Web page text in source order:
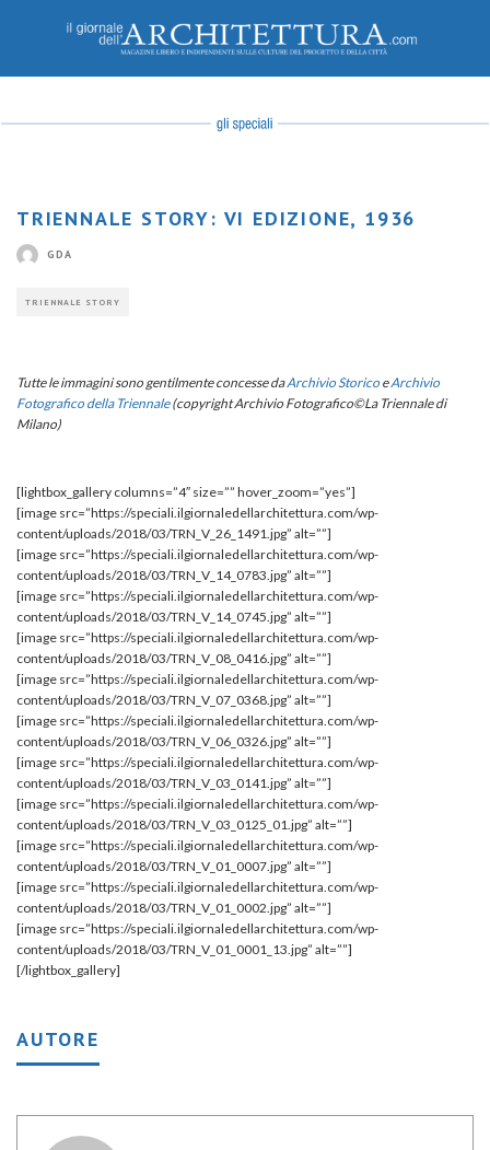
TRIENNALE STORY: VI EDIZIONE, 1936
GDA
TRIENNALE STORY
Tutte le immagini sono gentilmente concesse daArchivio Storico eArchivio
Fotografico della Triennale(copyright Archivio Fotografico©La Triennale di
Milano)
[lightbox_gallery columns=”4″ size=”” hover_zoom=”yes”]
[image src=”https://speciali.ilgiornaledellarchitettura.com/wp-
content/uploads/2018/03/TRN_V_26_1491.jpg” alt=””]
[image src=”https://speciali.ilgiornaledellarchitettura.com/wp-
content/uploads/2018/03/TRN_V_14_0783.jpg” alt=””]
[image src=”https://speciali.ilgiornaledellarchitettura.com/wp-
content/uploads/2018/03/TRN_V_14_0745.jpg” alt=””]
[image src=”https://speciali.ilgiornaledellarchitettura.com/wp-
content/uploads/2018/03/TRN_V_08_0416.jpg” alt=””]
[image src=”https://speciali.ilgiornaledellarchitettura.com/wp-
content/uploads/2018/03/TRN_V_07_0368.jpg” alt=””]
[image src=”https://speciali.ilgiornaledellarchitettura.com/wp-
content/uploads/2018/03/TRN_V_06_0326.jpg” alt=””]
[image src=”https://speciali.ilgiornaledellarchitettura.com/wp-
content/uploads/2018/03/TRN_V_03_0141.jpg” alt=””]
[image src=”https://speciali.ilgiornaledellarchitettura.com/wp-
content/uploads/2018/03/TRN_V_03_0125_01.jpg” alt=””]
[image src=”https://speciali.ilgiornaledellarchitettura.com/wp-
content/uploads/2018/03/TRN_V_01_0007.jpg” alt=””]
[image src=”https://speciali.ilgiornaledellarchitettura.com/wp-
content/uploads/2018/03/TRN_V_01_0002.jpg” alt=””]
[image src=”https://speciali.ilgiornaledellarchitettura.com/wp-
content/uploads/2018/03/TRN_V_01_0001_13.jpg” alt=””]
[/lightbox_gallery]
AUTORE